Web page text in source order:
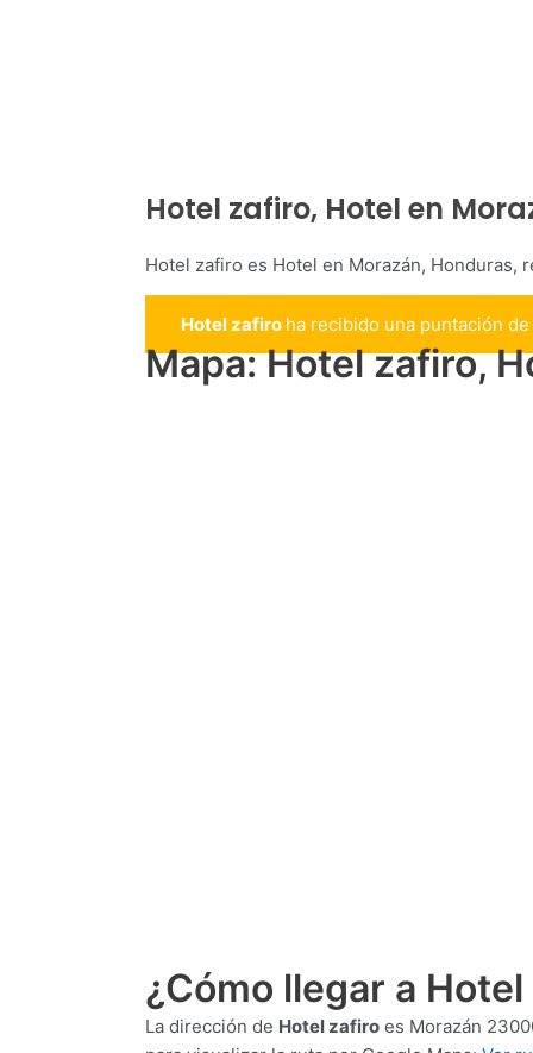
Hotel zafiro, Hotel en
Hotel zafiro es Hotel en Morazán, Honduras,
Hotel zafiro ha recibido una puntación de
Mapa: Hotel zafiro,
¿Cómo llegar a
La dirección de Hotel zafiro es Morazán